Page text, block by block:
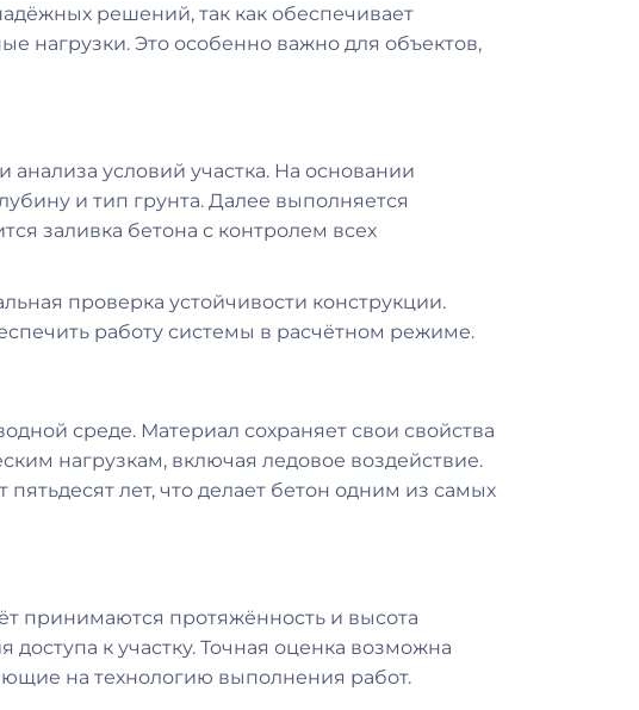
решений, так как обеспечивает
нагрузки. Это особенно важно для объектов,
условий участка. На основании
и тип грунта. Далее выполняется
заливка бетона с контролем всех
проверка устойчивости конструкции.
работу системы в расчётном режиме.
среде. Материал сохраняет свои свойства
нагрузкам, включая ледовое воздействие.
лет, что делает бетон одним из самых
принимаются протяжённость и высота
к участку. Точная оценка возможна
на технологию выполнения работ.